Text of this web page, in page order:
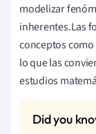
modelizar
inherentes.Las
conceptos
lo que las
estudios